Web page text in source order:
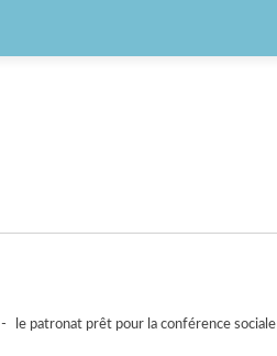
- le patronat prêt pour la conférence sociale